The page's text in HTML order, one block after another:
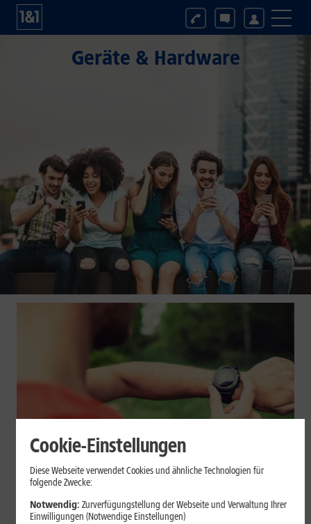
Geräte & Hardware
Geräte & Hardware
Smartwatch beim Sport: So
unterstützt sie Dein Training
Cookie-Einstellungen
Diese Webseite verwendet Cookies und ähnliche Technologien für
folgende Zwecke:
Notwendig: Zurverfügungstellung der Webseite und Verwaltung Ihrer
Einwilligungen (Notwendige Einstellungen)